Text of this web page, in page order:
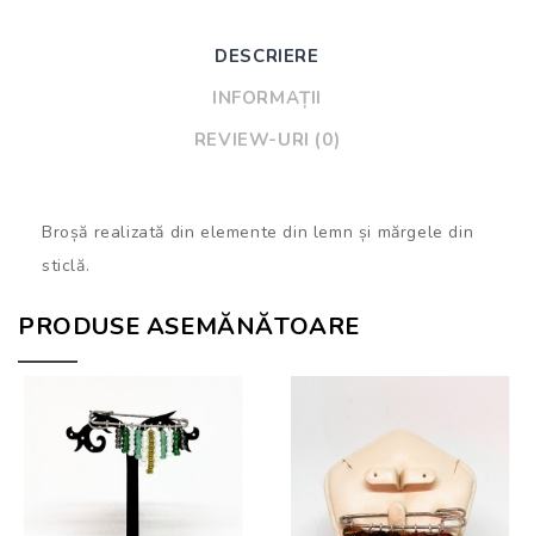
DESCRIERE
INFORMAȚII
REVIEW-URI (0)
Broșă realizată din elemente din lemn și mărgele din
sticlă.
PRODUSE ASEMĂNĂTOARE